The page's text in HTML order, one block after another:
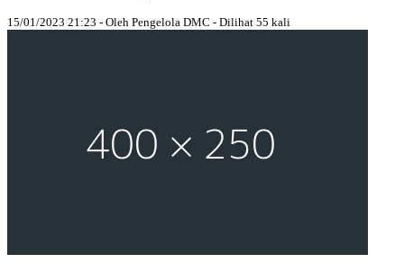
15/01/2023 21:23 - Oleh Pengelola DMC - Dilihat 55 kali